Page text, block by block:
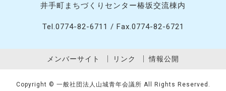
井手町まちづくりセンター椿坂交流棟内
Tel.0774-82-6711 / Fax.0774-82-6721
メンバーサイト リンク 情報公開
Copyright © 一般社団法人山城青年会議所 All Rights Reserved.